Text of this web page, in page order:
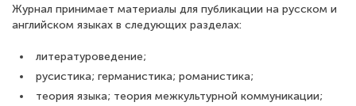
Журнал принимает материалы для публикации на русском и
английском языках в следующих разделах:
литературоведение;
русистика; германистика; романистика;
теория языка; теория межкультурной коммуникации;